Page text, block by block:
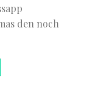
den noch